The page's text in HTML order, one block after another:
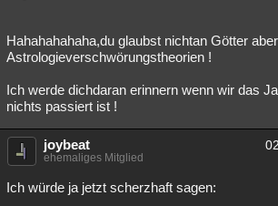
Hahahahahaha,du glaubst nichtan Götter
Astrologieverschwörungstheorien !
Ich werde dichdaran erinnern wenn wir das
nichts passiert ist !
joybeat
ehemaliges Mitglied
Ich würde ja jetzt scherzhaft sagen: